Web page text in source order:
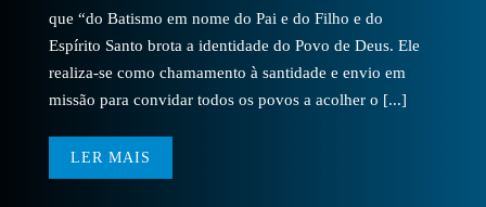
que “do Batismo em nome do Pai e do Filho e do
Espírito Santo brota a identidade do Povo de Deus. Ele
realiza-se como chamamento à santidade e envio em
missão para convidar todos os povos a acolher o [...]
LER MAIS